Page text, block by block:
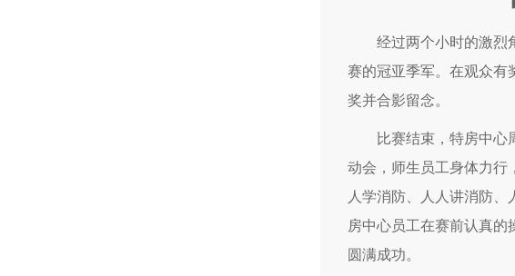
经过两个小时的激烈
赛的冠亚季军。在观众有
奖并合影留念。
比赛结束，特房中心
动会，师生员工身体力行
人学消防、人人讲消防
房中心员工在赛前认真
圆满成功。